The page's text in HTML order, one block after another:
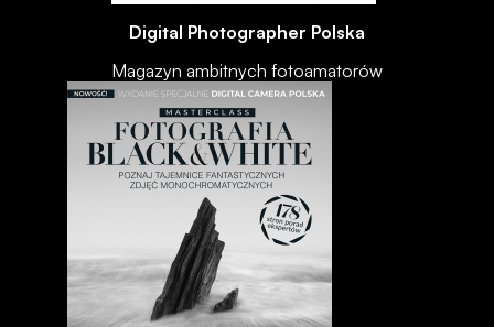
Digital Photographer Polska
Magazyn ambitnych fotoamatorów